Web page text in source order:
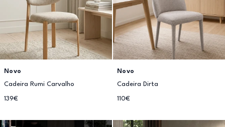
Novo
Cadeira Rumi Carvalho
139€
Novo
Cadeira Dirta
110€